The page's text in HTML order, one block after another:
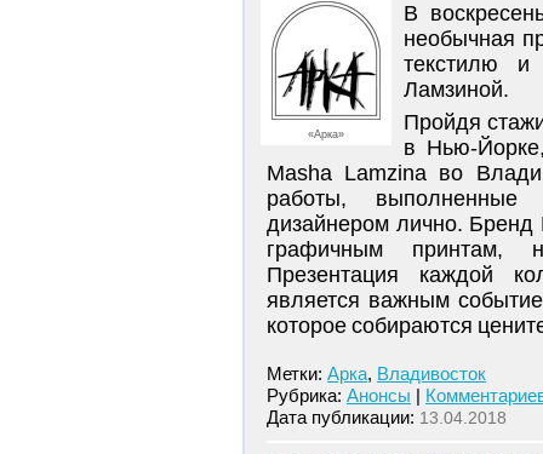
«Арка»
В
необычная
текстилю и
Ламзиной.
Пройдя
в Нью-
Masha Lamzina во
работы, выполненные
дизайнером лично. Бренд
графичным принтам,
Презентация каждой
является важным
которое собираются
Метки: Арка, Владивосток
Рубрика: Анонсы |
Дата публикации: 13.04.2018